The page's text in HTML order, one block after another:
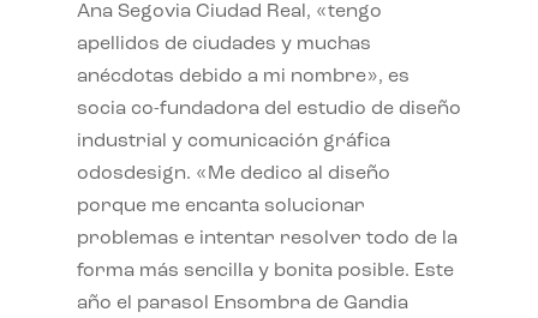
Ana Segovia Ciudad Real, «tengo
apellidos de ciudades y muchas
anécdotas debido a mi nombre», es
socia co-fundadora del estudio de diseño
industrial y comunicación gráfica
odosdesign. «Me dedico al diseño
porque me encanta solucionar
problemas e intentar resolver todo de la
forma más sencilla y bonita posible. Este
año el parasol Ensombra de Gandia